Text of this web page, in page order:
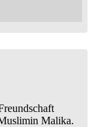
Malika.